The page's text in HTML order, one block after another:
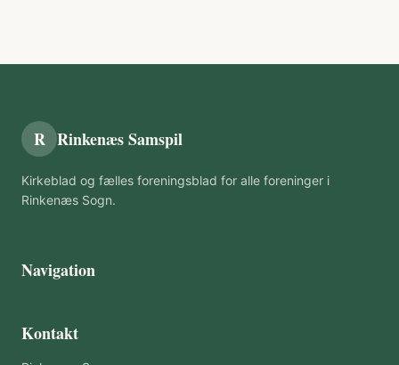
R Rinkenæs Samspil
Kirkeblad og fælles foreningsblad for alle foreninger i
Rinkenæs Sogn.
Navigation
Kontakt